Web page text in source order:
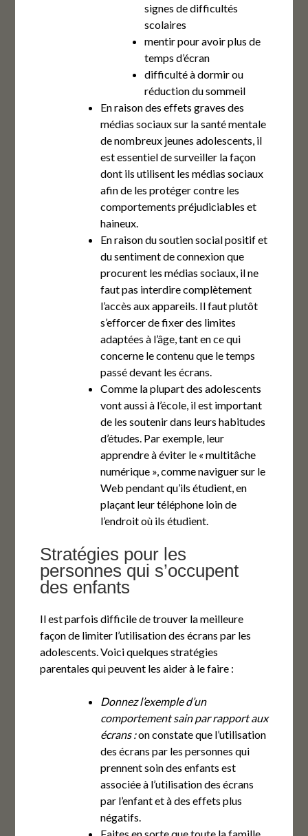
signes de difficultés
scolaires
mentir pour avoir plus de
temps d’écran
difficulté à dormir ou
réduction du sommeil
En raison des effets graves des
médias sociaux sur la santé mentale
de nombreux jeunes adolescents, il
est essentiel de surveiller la façon
dont ils utilisent les médias sociaux
afin de les protéger contre les
comportements préjudiciables et
haineux.
En raison du soutien social positif et
du sentiment de connexion que
procurent les médias sociaux, il ne
faut pas interdire complètement
l’accès aux appareils. Il faut plutôt
s’efforcer de fixer des limites
adaptées à l’âge, tant en ce qui
concerne le contenu que le temps
passé devant les écrans.
Comme la plupart des adolescents
vont aussi à l’école, il est important
de les soutenir dans leurs habitudes
d’études. Par exemple, leur
apprendre à éviter le « multitâche
numérique », comme naviguer sur le
Web pendant qu’ils étudient, en
plaçant leur téléphone loin de
l’endroit où ils étudient.
Stratégies pour les
personnes qui s’occupent
des enfants
Il est parfois difficile de trouver la meilleure
façon de limiter l’utilisation des écrans par les
adolescents. Voici quelques stratégies
parentales qui peuvent les aider à le faire :
Donnez l’exemple d’un
comportement sain par rapport aux
écrans :on constate que l’utilisation
des écrans par les personnes qui
prennent soin des enfants est
associée à l’utilisation des écrans
par l’enfant et à des effets plus
négatifs.
Faites en sorte que toute la famille